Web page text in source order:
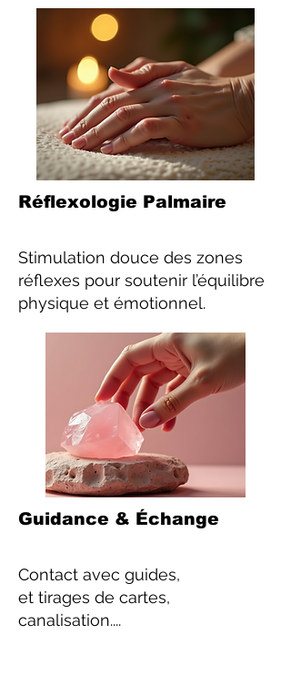
Réflexologie Palmaire
Stimulation douce des zones
réflexes pour soutenir l’équilibre
physique et émotionnel.
Guidance & Échange
Contact avec guides,
et tirages de cartes,
canalisation....